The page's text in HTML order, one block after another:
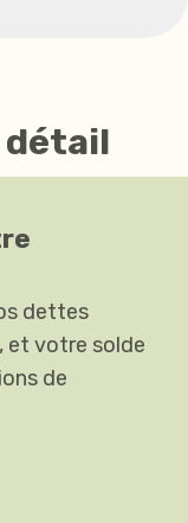
dettes
et votre solde
de